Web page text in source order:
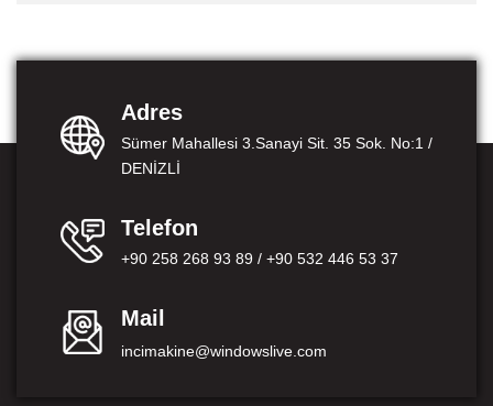
Adres
Sümer Mahallesi 3.Sanayi Sit. 35 Sok. No:1 /
DENİZLİ
Telefon
+90 258 268 93 89 / +90 532 446 53 37
Mail
incimakine@windowslive.com